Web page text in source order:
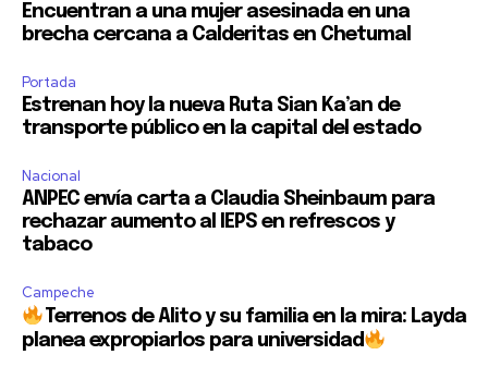
Encuentran a una mujer asesinada en una
brecha cercana a Calderitas en Chetumal
Portada
Estrenan hoy la nueva Ruta Sian Ka’an de
transporte público en la capital del estado
Nacional
ANPEC envía carta a Claudia Sheinbaum para
rechazar aumento al IEPS en refrescos y
tabaco
Campeche
Terrenos de Alito y su familia en la mira: Layda
planea expropiarlos para universidad